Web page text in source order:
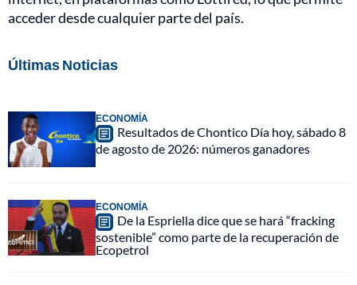
acceder desde cualquier parte del país.
Últimas Noticias
ECONOMÍA
Resultados de Chontico Día hoy, sábado 8
de agosto de 2026: números ganadores
ECONOMÍA
De la Espriella dice que se hará “fracking
sostenible” como parte de la recuperación de
Ecopetrol